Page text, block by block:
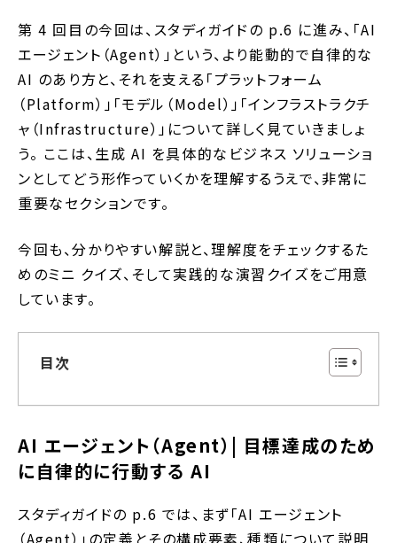
第 4 回目の今回は、スタディガイドの p.6 に進み、「AI
エージェント（Agent）」という、より能動的で自律的な
AI のあり方と、それを支える「プラットフォーム
（Platform）」「モデル（Model）」「インフラストラクチ
ャ（Infrastructure）」について詳しく見ていきましょ
う。 ここは、生成 AI を具体的なビジネス ソリューショ
ンとしてどう形作っていくかを理解するうえで、非常に
重要なセクションです。
今回も、分かりやすい解説と、理解度をチェックするた
めのミニ クイズ、そして実践的な演習クイズをご用意
しています。
目次
AI エージェント（Agent）| 目標達成のため
に自律的に行動する AI
スタディガイドの p.6 では、まず「AI エージェント
（Agent）」の定義とその構成要素、種類について説明